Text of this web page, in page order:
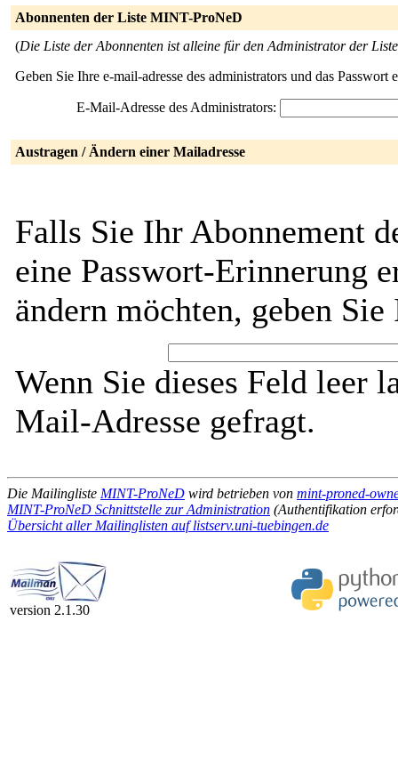
Abonnenten der Liste MINT-ProNeD
(Die Liste der Abonnenten ist alleine für den Administrator der
Geben Sie Ihre e-mail-adresse des administrators und das
E-Mail-Adresse des Administrators:
Austragen / Ändern einer Mailadresse
Falls Sie Ihr Abonnement
eine Passwort-Erinnerung
ändern möchten, geben
Wenn Sie dieses Feld leer
Mail-Adresse gefragt.
Die Mailingliste MINT-ProNeD wird betrieben von mint-proned-
MINT-ProNeD Schnittstelle zur Administration (Authentifikation
Übersicht aller Mailinglisten auf listserv.uni-tuebingen.de
version 2.1.30